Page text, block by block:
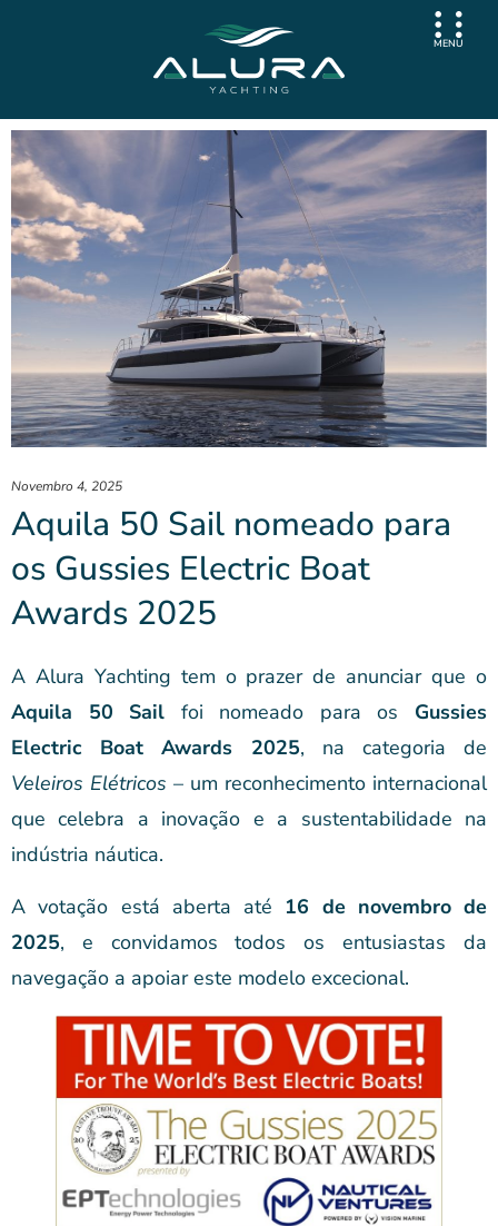
MENU
Novembro 4, 2025
Aquila 50 Sail nomeado para
os Gussies Electric Boat
Awards 2025
A Alura Yachting tem o prazer de anunciar que o
Aquila 50 Sail foi nomeado para os Gussies
Electric Boat Awards 2025, na categoria de
Veleiros Elétricos – um reconhecimento internacional
que celebra a inovação e a sustentabilidade na
indústria náutica.
A votação está aberta até 16 de novembro de
2025, e convidamos todos os entusiastas da
navegação a apoiar este modelo excecional.